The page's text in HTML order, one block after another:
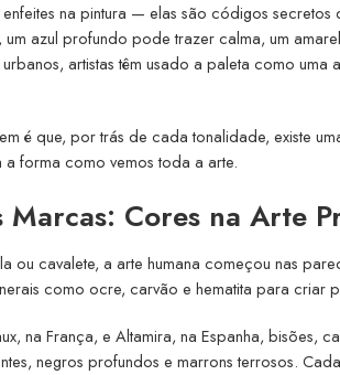
na pintura — elas são códigos
azul profundo pode trazer calma, um
urbanos, artistas têm usado a paleta como
é que, por trás de cada tonalidade, existe
forma como vemos toda a arte.
Marcas: Cores na Arte
ou cavalete, a arte humana começou nas
como ocre, carvão e hematita para criar
na França, e Altamira, na Espanha, bisões,
negros profundos e marrons terrosos.